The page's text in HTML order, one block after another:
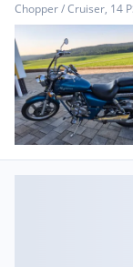
Chopper / Cruiser, 14